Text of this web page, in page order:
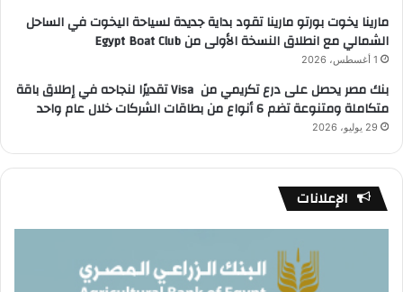
مارينا يخوت بورتو مارينا تقود بداية جديدة لسياحة اليخوت في الساحل
الشمالي مع انطلاق النسخة الأولى من Egypt Boat Club
1 أغسطس، 2026
بنك مصر يحصل على درع تكريمي من Visa تقديرًا لنجاحه في إطلاق باقة
متكاملة ومتنوعة تضم 6 أنواع من بطاقات الشركات خلال عام واحد
29 يوليو، 2026
الإعلانات